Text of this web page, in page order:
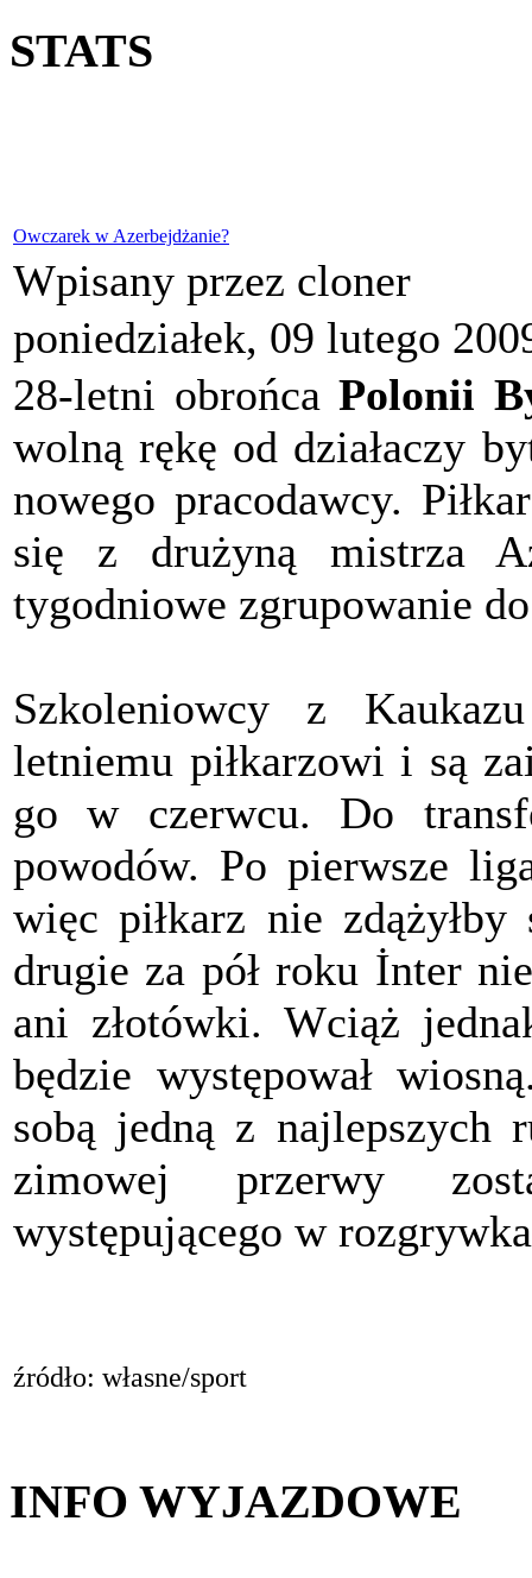
STATS
Owczarek w Azerbejdżanie?
Wpisany przez cloner
poniedziałek, 09 lutego
28-letni obrońca Polonii
wolną rękę od działaczy
nowego pracodawcy.
się z drużyną mistrza
tygodniowe zgrupowanie
Szkoleniowcy z
letniemu piłkarzowi i są
go w czerwcu. Do
powodów. Po pierwsze
więc piłkarz nie
drugie za pół roku İnter
ani złotówki. Wciąż
będzie występował
sobą jedną z najlepszych
zimowej przerwy
występującego w
źródło: własne/sport
INFO WYJAZDOWE